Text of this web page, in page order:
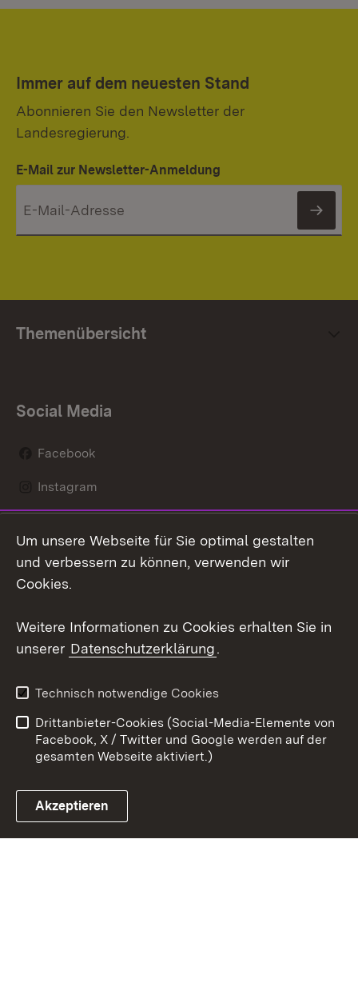
Immer auf dem neuesten Stand
Abonnieren Sie den Newsletter der
Landesregierung.
E-Mail zur Newsletter-Anmeldung
Themenübersicht
Social Media
Facebook
Instagram
Mastodon
Youtube
Link zum Landesportal
Kontakt
Datenschutz
Barrierefreiheit
Impressum Cookies
Um unsere Webseite für Sie optimal gestalten
und verbessern zu können, verwenden wir
Cookies.
Weitere Informationen zu Cookies erhalten Sie in
unserer Datenschutzerklärung.
Technisch notwendige Cookies
Drittanbieter-Cookies (Social-Media-Elemente von
Facebook, X / Twitter und Google werden auf der
gesamten Webseite aktiviert.)
Akzeptieren